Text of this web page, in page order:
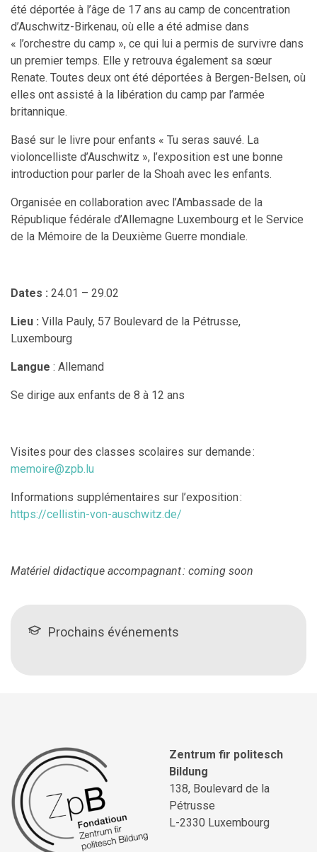
été déportée à l’âge de 17 ans au camp de concentration
d’Auschwitz-Birkenau, où elle a été admise dans
« l’orchestre du camp », ce qui lui a permis de survivre dans
un premier temps. Elle y retrouva également sa sœur
Renate. Toutes deux ont été déportées à Bergen-Belsen, où
elles ont assisté à la libération du camp par l’armée
britannique.
Basé sur le livre pour enfants « Tu seras sauvé. La
violoncelliste d’Auschwitz », l’exposition est une bonne
introduction pour parler de la Shoah avec les enfants.
Organisée en collaboration avec l’Ambassade de la
République fédérale d’Allemagne Luxembourg et le Service
de la Mémoire de la Deuxième Guerre mondiale.
Dates : 24.01 – 29.02
Lieu : Villa Pauly, 57 Boulevard de la Pétrusse,
Luxembourg
Langue : Allemand
Se dirige aux enfants de 8 à 12 ans
Visites pour des classes scolaires sur demande :
memoire@zpb.lu
Informations supplémentaires sur l’exposition :
https://cellistin-von-auschwitz.de/
Matériel didactique accompagnant : coming soon
Prochains événements
Zentrum fir politesch
Bildung
138, Boulevard de la
Pétrusse
L-2330 Luxembourg